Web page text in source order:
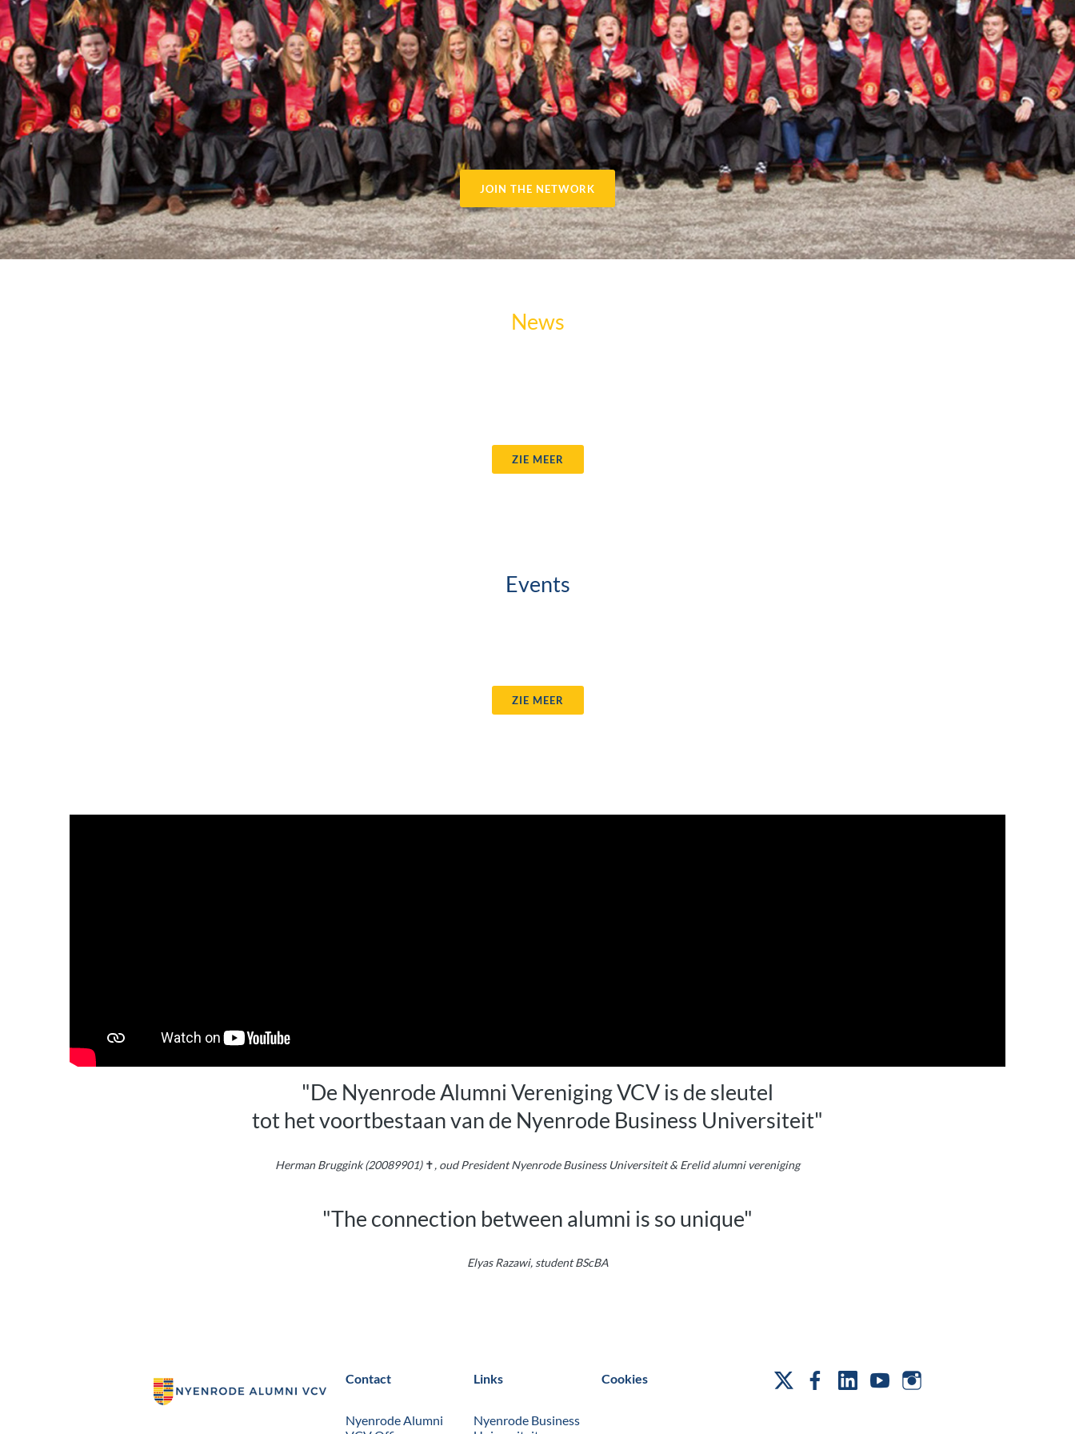
JOIN THE NETWORK
News
ZIE MEER
Events
ZIE MEER
"De Nyenrode Alumni Vereniging VCV is de sleutel
tot het voortbestaan van de Nyenrode Business Universiteit"
Herman Bruggink (20089901)✝, oud President Nyenrode Business Universiteit & Erelid alumni vereniging
"The connection between alumni is so unique"
Elyas Razawi, student BScBA
Contact
Nyenrode Alumni
Links
Nyenrode Business
Cookies